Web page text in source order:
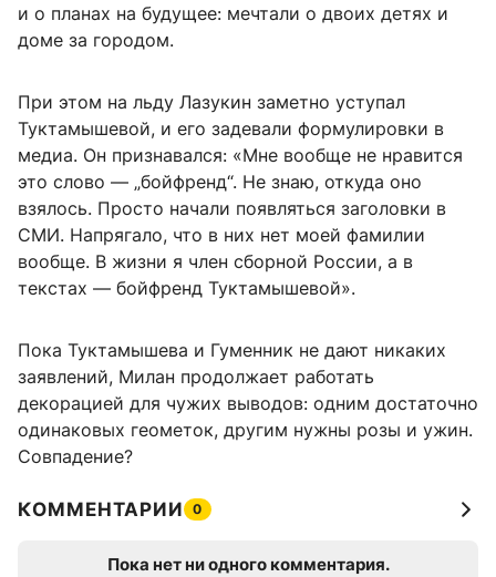
и о планах на будущее: мечтали о двоих детях и
доме за городом.
При этом на льду Лазукин заметно уступал
Туктамышевой, и его задевали формулировки в
медиа. Он признавался: «Мне вообще не нравится
это слово — „бойфренд“. Не знаю, откуда оно
взялось. Просто начали появляться заголовки в
СМИ. Напрягало, что в них нет моей фамилии
вообще. В жизни я член сборной России, а в
текстах — бойфренд Туктамышевой».
Пока Туктамышева и Гуменник не дают никаких
заявлений, Милан продолжает работать
декорацией для чужих выводов: одним достаточно
одинаковых геометок, другим нужны розы и ужин.
Совпадение?
КОММЕНТАРИИ 0
Пока нет ни одного комментария.